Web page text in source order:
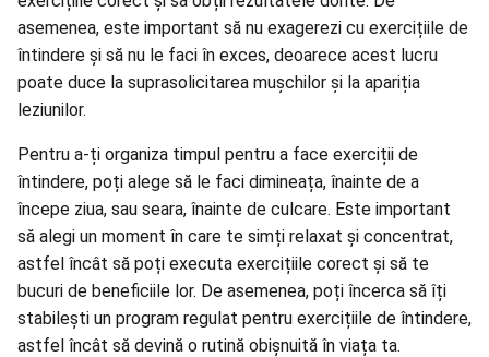
asemenea, este important să nu exagerezi cu exercițiile de
întindere și să nu le faci în exces, deoarece acest lucru
poate duce la suprasolicitarea mușchilor și la apariția
leziunilor.
Pentru a-ți organiza timpul pentru a face exerciții de
întindere, poți alege să le faci dimineața, înainte de a
începe ziua, sau seara, înainte de culcare. Este important
să alegi un moment în care te simți relaxat și concentrat,
astfel încât să poți executa exercițiile corect și să te
bucuri de beneficiile lor. De asemenea, poți încerca să îți
stabilești un program regulat pentru exercițiile de întindere,
astfel încât să devină o rutină obișnuită în viața ta.